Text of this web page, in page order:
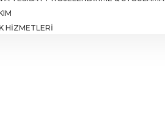
HIZMETLERI